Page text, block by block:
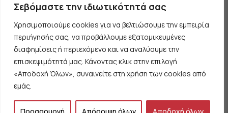
Σεβόμαστε την ιδιωτικότητά σας
Χρησιμοποιούμε cookies για να βελτιώσουμε την εμπειρία
περιήγησής σας, να προβάλλουμε εξατομικευμένες
διαφημίσεις ή περιεχόμενο και να αναλύουμε την
επισκεψιμότητά μας. Κάνοντας κλικ στην επιλογή
«Αποδοχή Όλων», συναινείτε στη χρήση των cookies από
εμάς.
Εγγραφή